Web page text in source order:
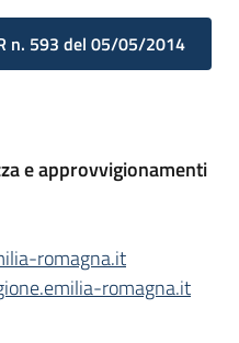
n. 593 del 05/05/2014
e approvvigionamenti
romagna.it
romagna.it